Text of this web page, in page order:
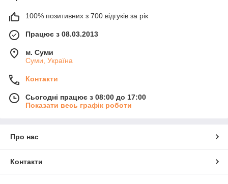
100% позитивних з 700 відгуків за рік
Працює з 08.03.2013
м. Суми
Суми, Україна
Контакти
Сьогодні працює з 08:00 до 17:00
Показати весь графік роботи
Про нас
Контакти